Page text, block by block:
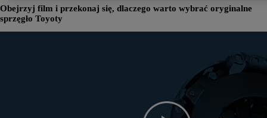
Obejrzyj film i przekonaj się, dlaczego warto wybrać oryginalne
sprzęgło Toyoty